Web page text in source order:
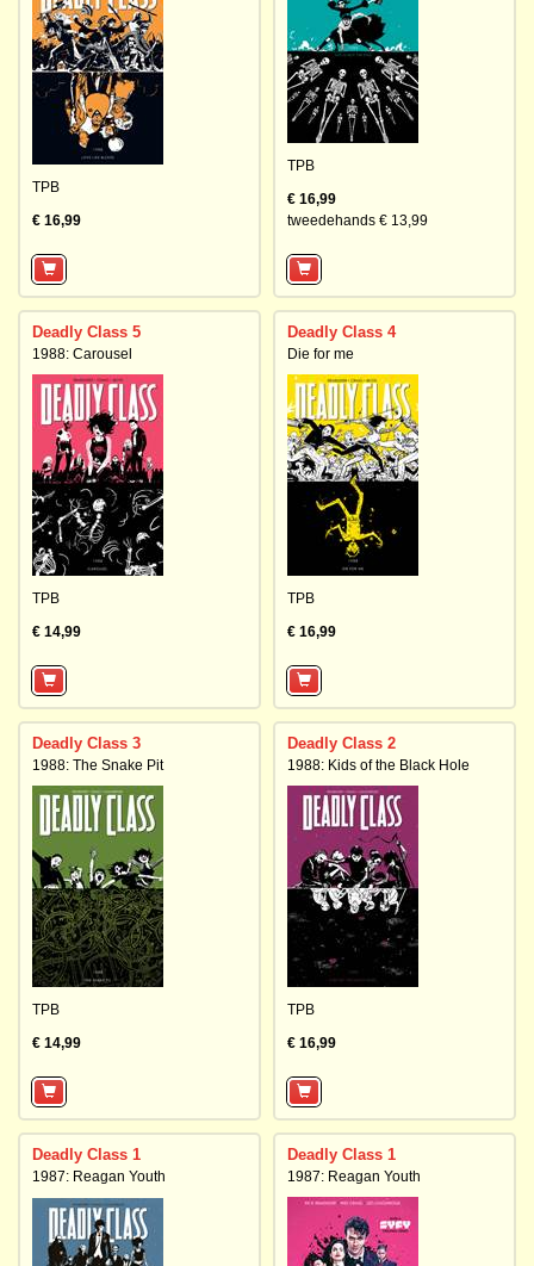
TPB
€ 16,99
TPB
€ 16,99
tweedehands € 13,99
Deadly Class 5
1988: Carousel
TPB
€ 14,99
Deadly Class 4
Die for me
TPB
€ 16,99
Deadly Class 3
1988: The Snake Pit
TPB
€ 14,99
Deadly Class 2
1988: Kids of the Black Hole
TPB
€ 16,99
Deadly Class 1
1987: Reagan Youth
Deadly Class 1
1987: Reagan Youth